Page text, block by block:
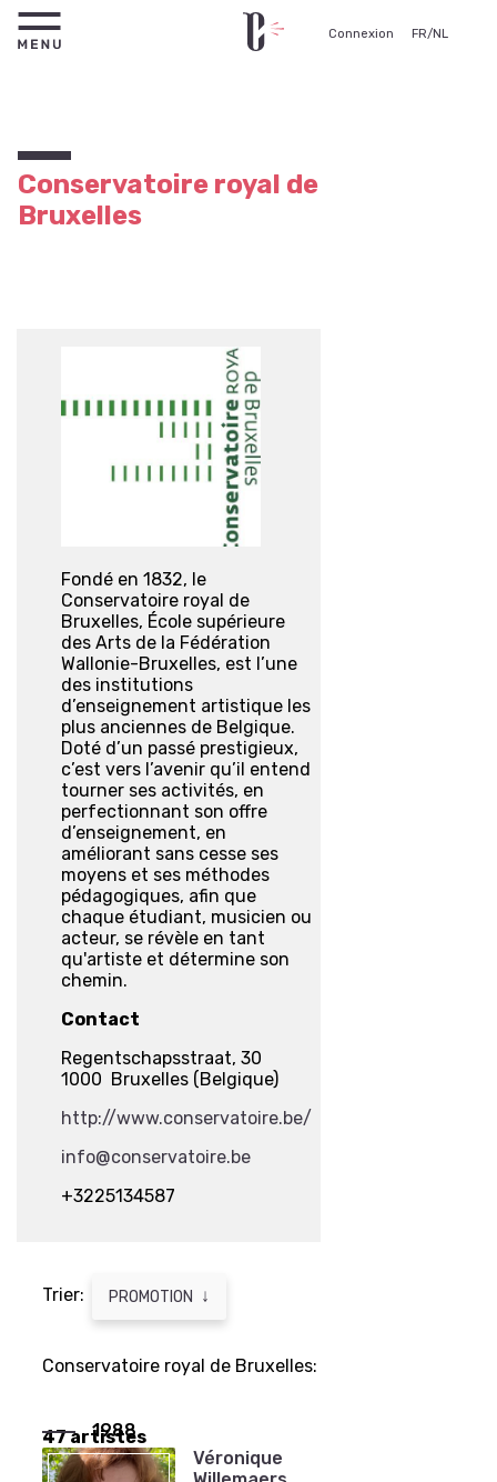
Connexion FR/NL
Conservatoire royal de
Bruxelles
Fondé en 1832, le
Conservatoire royal de
Bruxelles, École supérieure
des Arts de la Fédération
Wallonie-Bruxelles, est l’une
des institutions
d’enseignement artistique les
plus anciennes de Belgique.
Doté d’un passé prestigieux,
c’est vers l’avenir qu’il entend
tourner ses activités, en
perfectionnant son offre
d’enseignement, en
améliorant sans cesse ses
moyens et ses méthodes
pédagogiques, afin que
chaque étudiant, musicien ou
acteur, se révèle en tant
qu'artiste et détermine son
chemin.
Contact
Regentschapsstraat, 30
1000 Bruxelles (Belgique)
http://www.conservatoire.be/
info@conservatoire.be
+3225134587
Conservatoire royal de Bruxelles:
47 artistes
Trier: PROMOTION ↓
1988
Véronique